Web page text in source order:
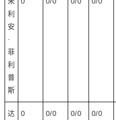
利
安
·
菲
利
普
斯
达
0 0/0 0/0 0/0